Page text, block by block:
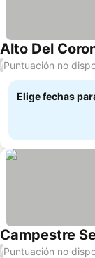
Alto Del
/Puntuación no
Elige fechas
Campestre
/Puntuación no